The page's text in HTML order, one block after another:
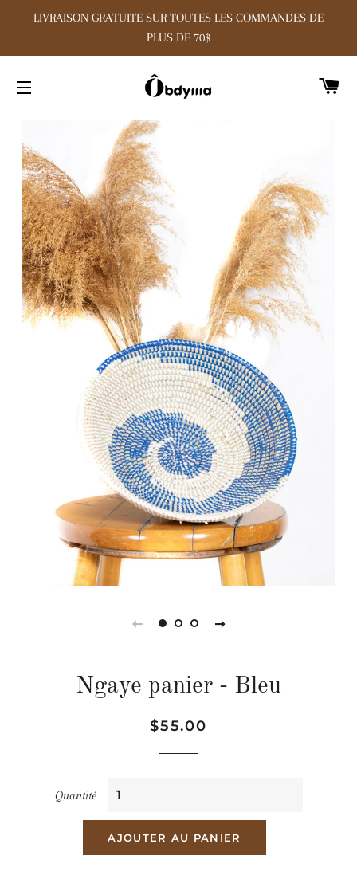
LIVRAISON GRATUITE SUR TOUTES LES COMMANDES DE
PLUS DE 70$
Ngaye panier - Bleu
Prix
Prix
$55.00
Quantité
AJOUTER AU PANIER